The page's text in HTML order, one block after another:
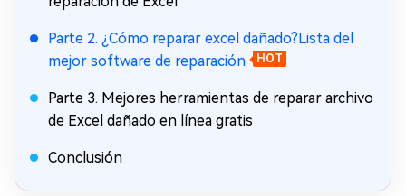
Parte 2. ¿Cómo reparar excel dañado?Lista del
mejor software de reparación
HOT
Parte 3. Mejores herramientas de reparar archivo
de Excel dañado en línea gratis
Conclusión